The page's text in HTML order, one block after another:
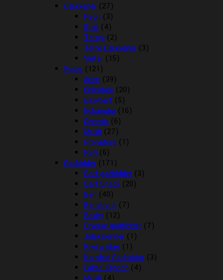
Dækkener (27)
Regn (3)
Strik (4)
Terapi (2)
Tørre Dækkener (3)
Vinter (15)
Foder (121)
Arion (39)
Chicopee (20)
Easybarf (5)
Eukanuba (16)
Genesis (6)
Mush (27)
Pronature (1)
Rafi (6)
Godbidder (171)
Barf godbidder (3)
Barf Snack (20)
Ben (40)
Benebone (7)
Boxby (12)
Diverse godbidder (7)
Julekalender (1)
Kiwi walker (1)
Kornfrie Godbidder (3)
Lakse Krønch (4)